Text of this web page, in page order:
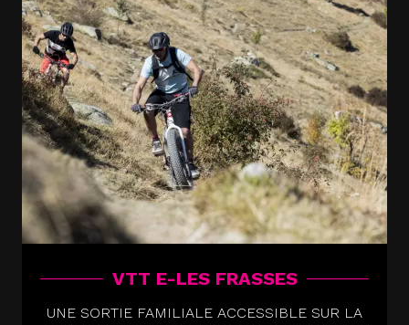
VTT E-LES FRASSES
UNE SORTIE FAMILIALE ACCESSIBLE SUR LA